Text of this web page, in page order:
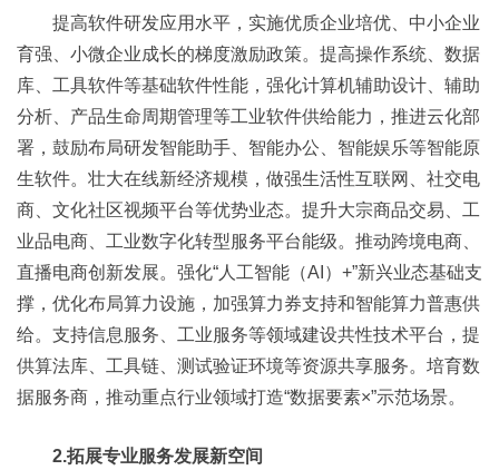
提高软件研发应用水平，实施优质企业培优、中小企业
育强、小微企业成长的梯度激励政策。提高操作系统、数据
库、工具软件等基础软件性能，强化计算机辅助设计、辅助
分析、产品生命周期管理等工业软件供给能力，推进云化部
署，鼓励布局研发智能助手、智能办公、智能娱乐等智能原
生软件。壮大在线新经济规模，做强生活性互联网、社交电
商、文化社区视频平台等优势业态。提升大宗商品交易、工
业品电商、工业数字化转型服务平台能级。推动跨境电商、
直播电商创新发展。强化“人工智能（AI）+”新兴业态基础支
撑，优化布局算力设施，加强算力券支持和智能算力普惠供
给。支持信息服务、工业服务等领域建设共性技术平台，提
供算法库、工具链、测试验证环境等资源共享服务。培育数
据服务商，推动重点行业领域打造“数据要素×”示范场景。
2.拓展专业服务发展新空间